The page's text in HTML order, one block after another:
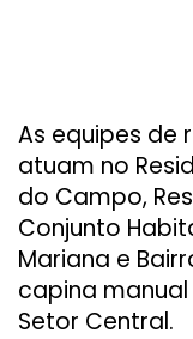
As equipes de
atuam no
do Campo,
Conjunto
Mariana e
capina
Setor Central.